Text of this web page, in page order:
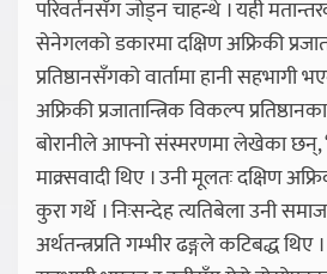
परिवर्तनसँग जोड्न चाहन्थे । यही
सेनेगलको डकारमा दक्षिण अफ्रिकी
प्रतिष्ठानसँगको वार्तामा हानी सहभागी
अफ्रिकी प्रजातान्त्रिक विकल्प
बोरानीले आफ्नो संस्मरणमा लेखेका छन्,
माक्र्सवादी थिए । उनी मूलतः दक्षिण
कुरा गर्थे । निःसन्देह त्यतिबेला उनी
अर्थतन्त्रप्रति गम्भीर ढङ्गले कटिबद्ध थिए